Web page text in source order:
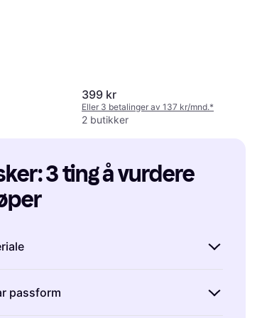
399 kr
Eller 3 betalinger av 137 kr/mnd.*
2 butikker
3 ting å vurdere
Vi anbefaler å velge masker
pustende materialer″ som silke eller
passform